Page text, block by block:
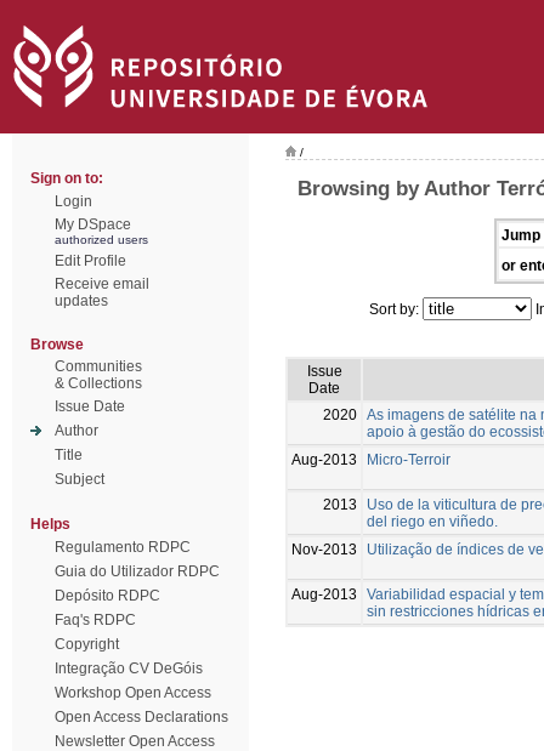
Sign on to:
Login
My DSpace
authorized users
Edit Profile
Receive email
updates
Browse
Communities
& Collections
Issue Date
Author
Title
Subject
Helps
Regulamento RDPC
Guia do Utilizador RDPC
Depósito RDPC
Faq's RDPC
Copyright
Integração CV DeGóis
Workshop Open Access
Open Access Declarations
Newsletter Open Access
/
Browsing by Author
Jump
or
Sort by:
Issue
Date
2020 As imagens de satélite na
apoio à gestão do
Aug-2013
Micro-Terroir
2013
Uso de la viticultura de
del riego en viñedo.
Nov-2013
Utilização de índices de
Aug-2013
Variabilidad espacial y
sin restricciones hídricas